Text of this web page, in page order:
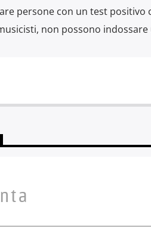
persone con un test
non possono indossare